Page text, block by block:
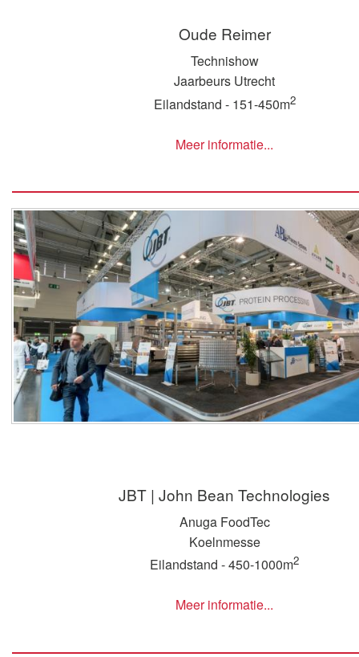
Oude Reimer
Technishow
Jaarbeurs Utrecht
Eilandstand - 151-450m2
Meer informatie...
JBT | John Bean Technologies
Anuga FoodTec
Koelnmesse
Eilandstand - 450-1000m2
Meer informatie...